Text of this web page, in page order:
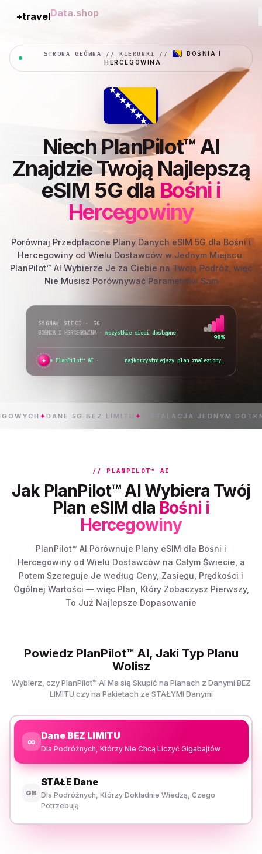
+travelConnection
STRONA GŁÓWNA //KIERUNKI //
BOŚNIA I
HERCEGOWINA
Niech PlanPilot™ AI
Znajdzie Twoją Najlepszą
eSIM 5G dlaBośni i
Hercegowiny
Porównaj Przedpłacone Plany Danych eSIM 5G dla Bośni i
Hercegowiny od Wielu Dostawców w Jednym Miejscu.
PlanPilot™ AI Wybierze Je za Ciebie na Twoją Podróż, więc
Nie Musisz Porównywać Parametrów Sam
SYGNAŁ SIECI · 5G
BOŚNIA I HERCEGOWINA · wszystkie sieci dostępne
98%
✦ PlanPilot™ AI · sprawdzam natychmiastową aktyw
✦DANE 5G BEZ LIMITU✦ INSTALACJA JEDNYM DOTKNIĘCIEM
// PLANPILOT™ AI
Jak PlanPilot™ AI Wybiera Twój
Plan eSIM dla Bośni i
Hercegowiny
PlanPilot™ AI Porównuje Plany eSIM dla Bośni i
Hercegowiny od Wielu Dostawców na Całym Świecie, a
Potem Szereguje Je według Ceny, Zasięgu, Prędkości i
Ogólnej Wartości — więc Plan, Który Zobaczysz Pierwszy,
To Już Najlepsze Dopasowanie
Powiedz PlanPilot™ AI, Jaki Typ Planu
Wolisz
Wybierz, czy PlanPilot™ AI Ma się Skupić na Planach z Danymi BEZ
LIMITU czy na Pakietach ze STAŁYMI Danymi
∞ Dane BEZ LIMITU
Dla Podróżnych, Którzy Nie Chcą Liczyć Gigabajtów
GB
STAŁE Dane
Dla Podróżnych, Którzy Dokładnie Wiedzą, Czego
Potrzebują